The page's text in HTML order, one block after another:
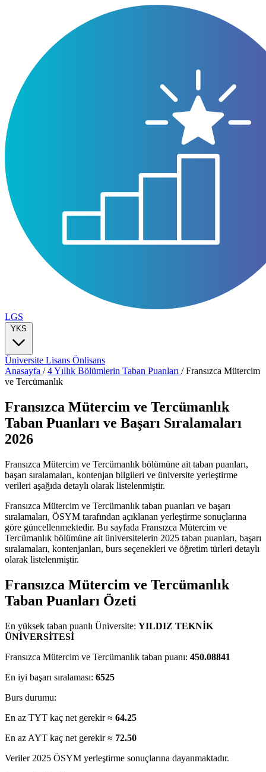
LGS
YKS
Üniversite Lisans Önlisans
Anasayfa /4 Yıllık Bölümlerin Taban Puanları /Fransızca Mütercim
ve Tercümanlık
Fransızca Mütercim ve Tercümanlık
Taban Puanları ve Başarı Sıralamaları
2026
Fransızca Mütercim ve Tercümanlık bölümüne ait taban puanları,
başarı sıralamaları, kontenjan bilgileri ve üniversite yerleştirme
verileri aşağıda detaylı olarak listelenmiştir.
Fransızca Mütercim ve Tercümanlık taban puanları ve başarı
sıralamaları, ÖSYM tarafından açıklanan yerleştirme sonuçlarına
göre güncellenmektedir. Bu sayfada Fransızca Mütercim ve
Tercümanlık bölümüne ait üniversitelerin 2025 taban puanları, başarı
sıralamaları, kontenjanları, burs seçenekleri ve öğretim türleri detaylı
olarak listelenmiştir.
Fransızca Mütercim ve Tercümanlık
Taban Puanları Özeti
En yüksek taban puanlı Üniversite: YILDIZ TEKNİK
ÜNİVERSİTESİ
Fransızca Mütercim ve Tercümanlık taban puanı: 450.08841
En iyi başarı sıralaması: 6525
Burs durumu:
En az TYT kaç net gerekir ≈ 64.25
En az AYT kaç net gerekir ≈ 72.50
Veriler 2025 ÖSYM yerleştirme sonuçlarına dayanmaktadır.